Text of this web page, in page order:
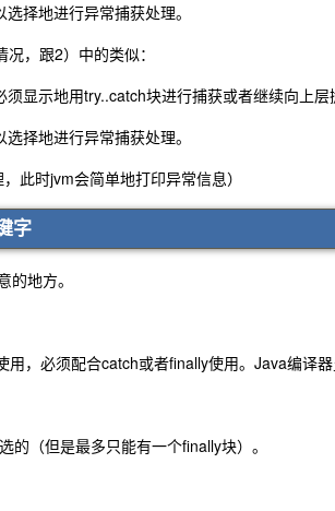
地进行异常捕获处理。
，跟2）中的类似：
地用try..catch块进行捕获或者继续向上层
地进行异常捕获处理。
时jvm会简单地打印异常信息）
五个关键字
地方。
必须配合catch或者finally使用。Java编译器
（但是最多只能有一个finally块）。